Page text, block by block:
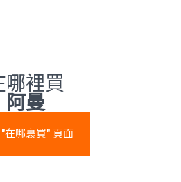
哪裡買
阿曼
在哪裏買" 頁面